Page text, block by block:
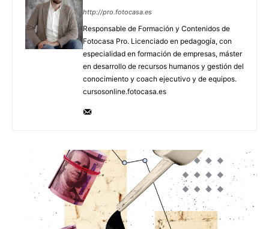
http://pro.fotocasa.es
Responsable de Formación y Contenidos de
Fotocasa Pro. Licenciado en pedagogía, con
especialidad en formación de empresas, máster
en desarrollo de recursos humanos y gestión del
conocimiento y coach ejecutivo y de equipos.
cursosonline.fotocasa.es